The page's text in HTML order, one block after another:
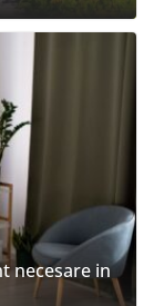
necesare in